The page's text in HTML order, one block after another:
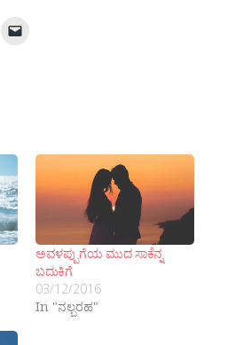
ಅವಳಪ್ಪುಗೆಯ ಮುದ ಸಾಕೆನ್ನ
ಬದುಕಿಗೆ
03/12/2016
In "ನಲ್ಬರಹ"